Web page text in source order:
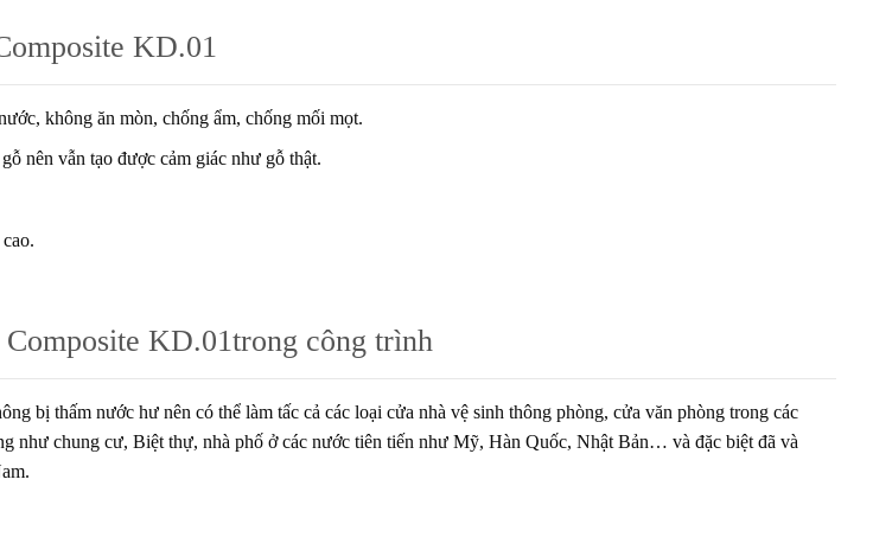
KD.01
không ăn mòn, chống ẩm, chống mối mọt.
nên vẫn tạo được cảm giác như gỗ thật.
KD.01trong công trình
bị thấm nước hư nên có thể làm tấc cả các loại cửa nhà vệ sinh thông phòng, cửa văn phòng trong các
như chung cư, Biệt thự, nhà phố ở các nước tiên tiến như Mỹ, Hàn Quốc, Nhật Bản… và đặc biệt đã và